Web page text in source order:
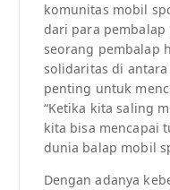
komunitas mobil
dari para
seorang pembalap
solidaritas di
penting untuk
“Ketika kita saling
kita bisa mencapai
dunia balap mobil
Dengan adanya